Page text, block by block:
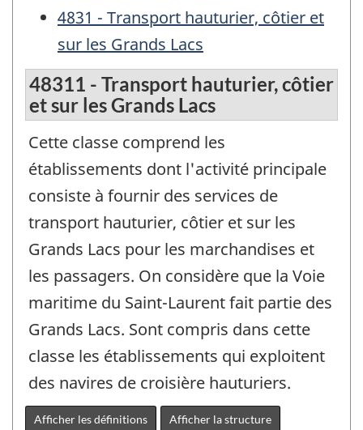
4831 - Transport hauturier, côtier et
sur les Grands Lacs
48311 - Transport hauturier, côtier
et sur les Grands Lacs
Cette classe comprend les
établissements dont l'activité principale
consiste à fournir des services de
transport hauturier, côtier et sur les
Grands Lacs pour les marchandises et
les passagers. On considère que la Voie
maritime du Saint-Laurent fait partie des
Grands Lacs. Sont compris dans cette
classe les établissements qui exploitent
des navires de croisière hauturiers.
Afficher les définitions Afficher la structure